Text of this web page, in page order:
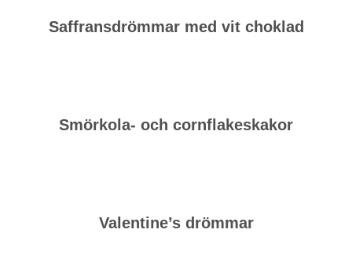
Saffransdrömmar med vit choklad
Smörkola- och cornflakeskakor
Valentine’s drömmar